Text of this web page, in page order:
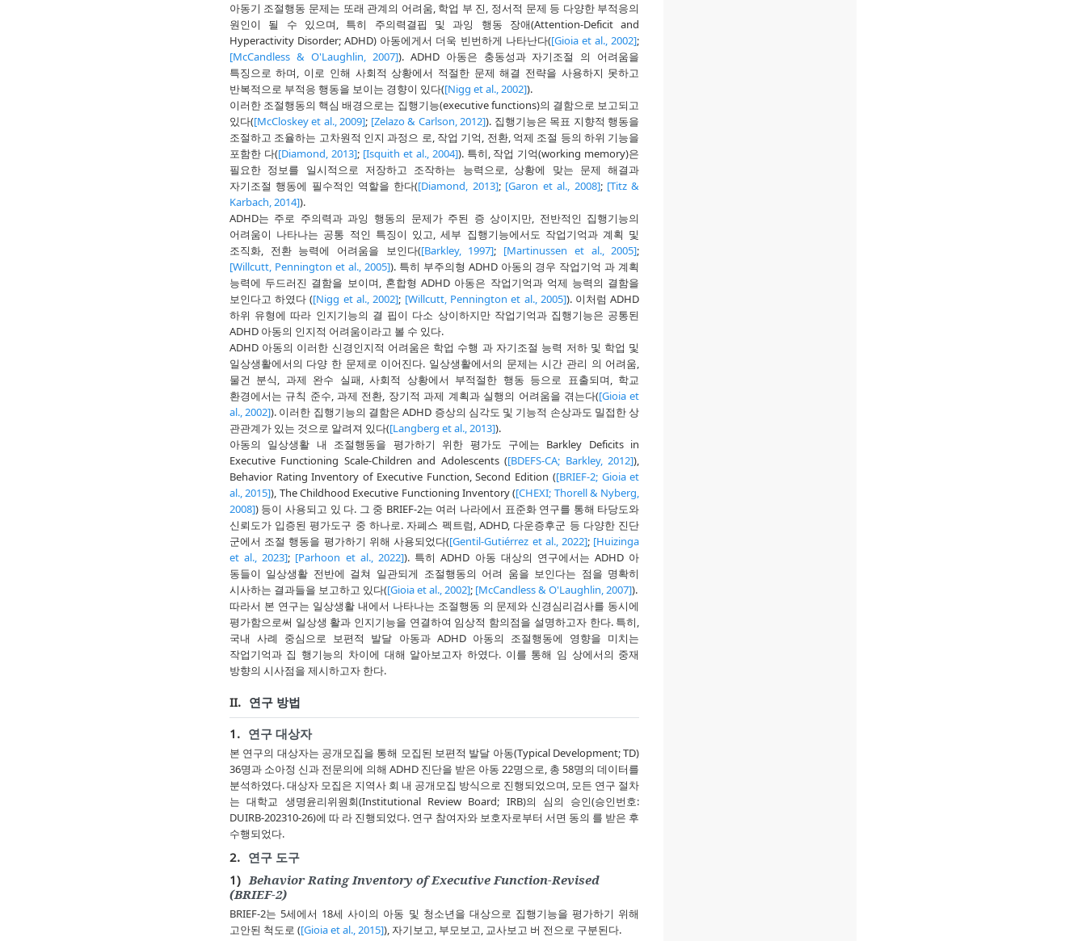
아동기 조절행동 문제는 또래 관계의 어려움, 학업 부 진, 정서적 문제 등 다양한 부적응의
원인이 될 수 있으며, 특히 주의력결핍 및 과잉 행동 장애(Attention-Deficit and
Hyperactivity Disorder; ADHD) 아동에게서 더욱 빈번하게 나타난다([Gioia et al., 2002];
[McCandless & O'Laughlin, 2007]). ADHD 아동은 충동성과 자기조절 의 어려움을
특징으로 하며, 이로 인해 사회적 상황에서 적절한 문제 해결 전략을 사용하지 못하고
반복적으로 부적응 행동을 보이는 경향이 있다([Nigg et al., 2002]).
이러한 조절행동의 핵심 배경으로는 집행기능(executive functions)의 결함으로 보고되고
있다([McCloskey et al., 2009]; [Zelazo & Carlson, 2012]). 집행기능은 목표 지향적 행동을
조절하고 조율하는 고차원적 인지 과정으 로, 작업 기억, 전환, 억제 조절 등의 하위 기능을
포함한 다([Diamond, 2013]; [Isquith et al., 2004]). 특히, 작업 기억(working memory)은
필요한 정보를 일시적으로 저장하고 조작하는 능력으로, 상황에 맞는 문제 해결과
자기조절 행동에 필수적인 역할을 한다([Diamond, 2013]; [Garon et al., 2008]; [Titz &
Karbach, 2014]).
ADHD는 주로 주의력과 과잉 행동의 문제가 주된 증 상이지만, 전반적인 집행기능의
어려움이 나타나는 공통 적인 특징이 있고, 세부 집행기능에서도 작업기억과 계획 및
조직화, 전환 능력에 어려움을 보인다([Barkley, 1997]; [Martinussen et al., 2005];
[Willcutt, Pennington et al., 2005]). 특히 부주의형 ADHD 아동의 경우 작업기억 과 계획
능력에 두드러진 결함을 보이며, 혼합형 ADHD 아동은 작업기억과 억제 능력의 결함을
보인다고 하였다 ([Nigg et al., 2002]; [Willcutt, Pennington et al., 2005]). 이처럼 ADHD
하위 유형에 따라 인지기능의 결 핍이 다소 상이하지만 작업기억과 집행기능은 공통된
ADHD 아동의 인지적 어려움이라고 볼 수 있다.
ADHD 아동의 이러한 신경인지적 어려움은 학업 수행 과 자기조절 능력 저하 및 학업 및
일상생활에서의 다양 한 문제로 이어진다. 일상생활에서의 문제는 시간 관리 의 어려움,
물건 분식, 과제 완수 실패, 사회적 상황에서 부적절한 행동 등으로 표출되며, 학교
환경에서는 규칙 준수, 과제 전환, 장기적 과제 계획과 실행의 어려움을 겪는다([Gioia et
al., 2002]). 이러한 집행기능의 결함은 ADHD 증상의 심각도 및 기능적 손상과도 밀접한 상
관관계가 있는 것으로 알려져 있다([Langberg et al., 2013]).
아동의 일상생활 내 조절행동을 평가하기 위한 평가도 구에는 Barkley Deficits in
Executive Functioning Scale-Children and Adolescents ([BDEFS-CA; Barkley, 2012]),
Behavior Rating Inventory of Executive Function, Second Edition ([BRIEF-2; Gioia et
al., 2015]), The Childhood Executive Functioning Inventory ([CHEXI; Thorell & Nyberg,
2008]) 등이 사용되고 있 다. 그 중 BRIEF-2는 여러 나라에서 표준화 연구를 통해 타당도와
신뢰도가 입증된 평가도구 중 하나로. 자폐스 펙트럼, ADHD, 다운증후군 등 다양한 진단
군에서 조절 행동을 평가하기 위해 사용되었다([Gentil-Gutiérrez et al., 2022]; [Huizinga
et al., 2023]; [Parhoon et al., 2022]). 특히 ADHD 아동 대상의 연구에서는 ADHD 아
동들이 일상생활 전반에 걸쳐 일관되게 조절행동의 어려 움을 보인다는 점을 명확히
시사하는 결과들을 보고하고 있다([Gioia et al., 2002]; [McCandless & O'Laughlin, 2007]).
따라서 본 연구는 일상생활 내에서 나타나는 조절행동 의 문제와 신경심리검사를 동시에
평가함으로써 일상생 활과 인지기능을 연결하여 임상적 함의점을 설명하고자 한다. 특히,
국내 사례 중심으로 보편적 발달 아동과 ADHD 아동의 조절행동에 영향을 미치는
작업기억과 집 행기능의 차이에 대해 알아보고자 하였다. 이를 통해 임 상에서의 중재
방향의 시사점을 제시하고자 한다.
II. 연구 방법
1. 연구 대상자
본 연구의 대상자는 공개모집을 통해 모집된 보편적 발달 아동(Typical Development; TD)
36명과 소아정 신과 전문의에 의해 ADHD 진단을 받은 아동 22명으로, 총 58명의 데이터를
분석하였다. 대상자 모집은 지역사 회 내 공개모집 방식으로 진행되었으며, 모든 연구 절차
는 대학교 생명윤리위원회(Institutional Review Board; IRB)의 심의 승인(승인번호:
DUIRB-202310-26)에 따 라 진행되었다. 연구 참여자와 보호자로부터 서면 동의 를 받은 후
수행되었다.
2. 연구 도구
1) Behavior Rating Inventory of Executive Function-Revised
(BRIEF-2)
BRIEF-2는 5세에서 18세 사이의 아동 및 청소년을 대상으로 집행기능을 평가하기 위해
고안된 척도로 ([Gioia et al., 2015]), 자기보고, 부모보고, 교사보고 버 전으로 구분된다.